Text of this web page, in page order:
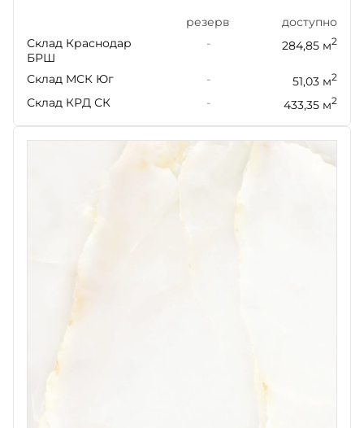
резерв
доступно
Склад Краснодар
БРШ
- 284,85 м2
Склад МСК Юг - 51,03 м2
Склад КРД СК - 433,35 м2